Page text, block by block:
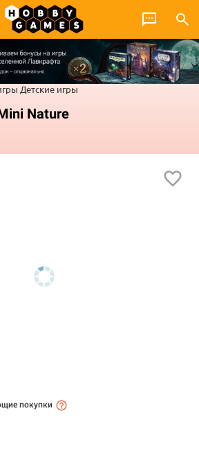
Детские игры
Nature
покупки